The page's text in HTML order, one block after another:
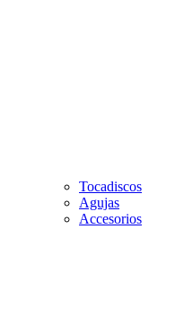
Tocadiscos
Agujas
Accesorios